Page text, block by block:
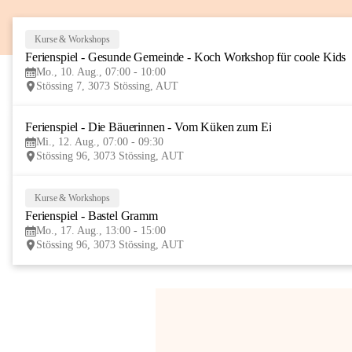
Kurse & Workshops
Ferienspiel - Gesunde Gemeinde - Koch Workshop für coole Kids
Mo., 10. Aug., 07:00 - 10:00
Stössing 7, 3073 Stössing, AUT
Ferienspiel - Die Bäuerinnen - Vom Küken zum Ei
Mi., 12. Aug., 07:00 - 09:30
Stössing 96, 3073 Stössing, AUT
Kurse & Workshops
Ferienspiel - Bastel Gramm
Mo., 17. Aug., 13:00 - 15:00
Stössing 96, 3073 Stössing, AUT